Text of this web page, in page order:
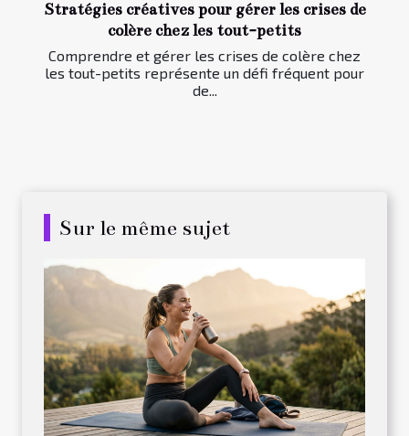
Stratégies créatives pour gérer les crises de
colère chez les tout-petits
Comprendre et gérer les crises de colère chez
les tout-petits représente un défi fréquent pour
de...
Sur le même sujet